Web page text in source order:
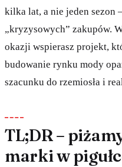
kilka lat, a nie jeden sezon
„kryzysowych” zakupów.
okazji wspierasz projekt,
budowanie rynku mody
szacunku do rzemiosła i
TL;DR –
marki w